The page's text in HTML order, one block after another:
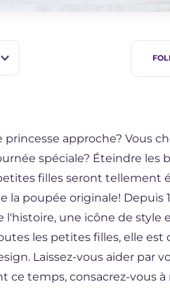
BR
DE
NL
princesse approche? Vous
spéciale? Éteindre les
filles seront tellement
la poupée originale! Depuis
l'histoire, une icône de style
les petites filles, elle
Laissez-vous aider par
ce temps, consacrez-vous